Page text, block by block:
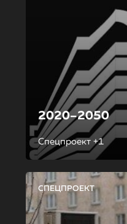
2020–2050
Спецпроект +1
СПЕЦПРОЕКТ